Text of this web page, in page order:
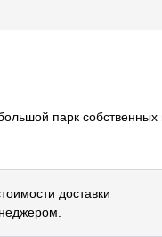
парк собственных
доставки